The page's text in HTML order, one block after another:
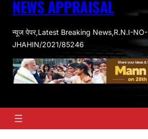
NEWS APPRAISAL
न्यूज पेपर,Latest Breaking News,R.N.I-NO-
JHAHIN/2021/85246